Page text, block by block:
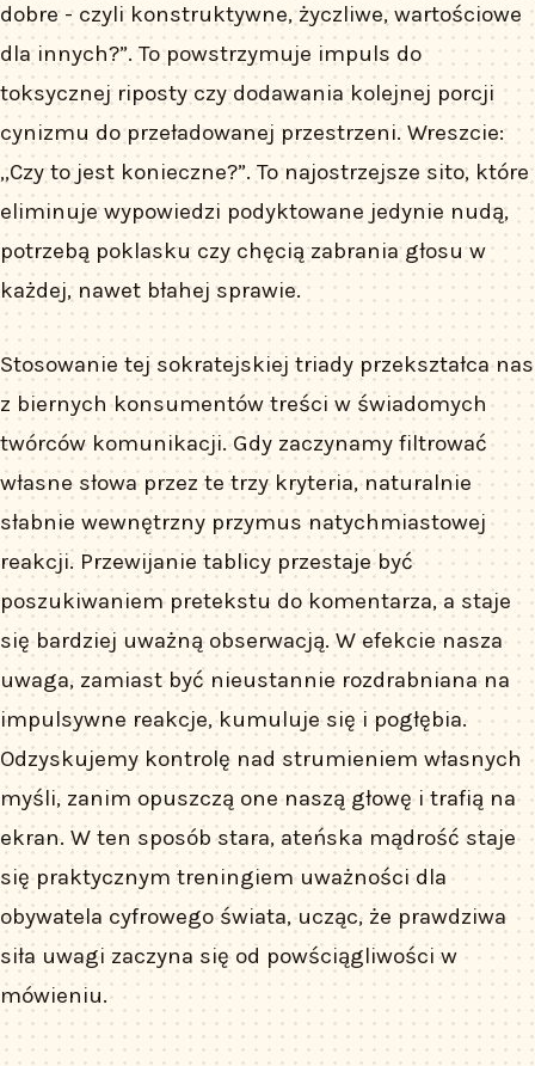
dobre - czyli konstruktywne, życzliwe, wartościowe
dla innych?”. To powstrzymuje impuls do
toksycznej riposty czy dodawania kolejnej porcji
cynizmu do przeładowanej przestrzeni. Wreszcie:
„Czy to jest konieczne?”. To najostrzejsze sito, które
eliminuje wypowiedzi podyktowane jedynie nudą,
potrzebą poklasku czy chęcią zabrania głosu w
każdej, nawet błahej sprawie.
Stosowanie tej sokratejskiej triady przekształca nas
z biernych konsumentów treści w świadomych
twórców komunikacji. Gdy zaczynamy filtrować
własne słowa przez te trzy kryteria, naturalnie
słabnie wewnętrzny przymus natychmiastowej
reakcji. Przewijanie tablicy przestaje być
poszukiwaniem pretekstu do komentarza, a staje
się bardziej uważną obserwacją. W efekcie nasza
uwaga, zamiast być nieustannie rozdrabniana na
impulsywne reakcje, kumuluje się i pogłębia.
Odzyskujemy kontrolę nad strumieniem własnych
myśli, zanim opuszczą one naszą głowę i trafią na
ekran. W ten sposób stara, ateńska mądrość staje
się praktycznym treningiem uważności dla
obywatela cyfrowego świata, ucząc, że prawdziwa
siła uwagi zaczyna się od powściągliwości w
mówieniu.